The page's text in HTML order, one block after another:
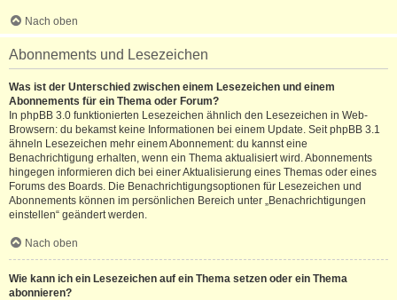
Nach oben
Abonnements und Lesezeichen
Was ist der Unterschied zwischen einem Lesezeichen und einem
Abonnements für ein Thema oder Forum?
In phpBB 3.0 funktionierten Lesezeichen ähnlich den Lesezeichen in Web-
Browsern: du bekamst keine Informationen bei einem Update. Seit phpBB 3.1
ähneln Lesezeichen mehr einem Abonnement: du kannst eine
Benachrichtigung erhalten, wenn ein Thema aktualisiert wird. Abonnements
hingegen informieren dich bei einer Aktualisierung eines Themas oder eines
Forums des Boards. Die Benachrichtigungsoptionen für Lesezeichen und
Abonnements können im persönlichen Bereich unter „Benachrichtigungen
einstellen“ geändert werden.
Nach oben
Wie kann ich ein Lesezeichen auf ein Thema setzen oder ein Thema
abonnieren?